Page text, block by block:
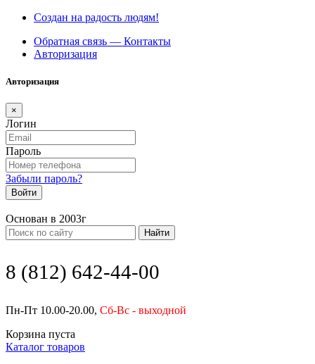
Создан на радость людям!
Обратная связь — Контакты
Авторизация
Авторизация
×
Логин
Пароль
Забыли пароль?
Войти
Основан в 2003г
Найти
8 (812) 642-44-00
Пн-Пт 10.00-20.00, Сб-Вс - выходной
Корзина пуста
Каталог товаров